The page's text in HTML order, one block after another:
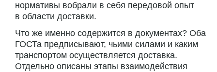
нормативы вобрали в себя передовой опыт
в области доставки.
Что же именно содержится в документах? Оба
ГОСТа предписывают, чьими силами и каким
транспортом осуществляется доставка.
Отдельно описаны этапы взаимодействия